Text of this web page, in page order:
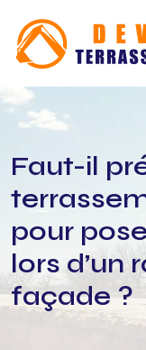
Faut-il
pour
lors d’un
façade ?